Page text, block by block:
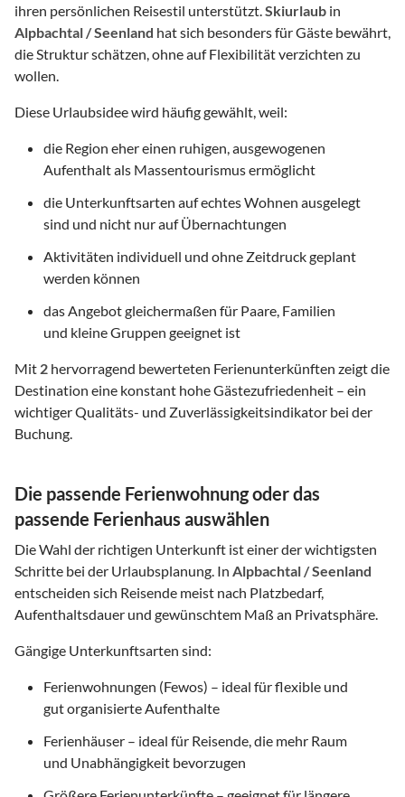
ihren persönlichen Reisestil unterstützt.Skiurlaub in
Alpbachtal / Seenland hat sich besonders für Gäste bewährt,
die Struktur schätzen, ohne auf Flexibilität verzichten zu
wollen.
Diese Urlaubsidee wird häufig gewählt, weil:
die Region eher einen ruhigen, ausgewogenen
Aufenthalt als Massentourismus ermöglicht
die Unterkunftsarten auf echtes Wohnen ausgelegt
sind und nicht nur auf Übernachtungen
Aktivitäten individuell und ohne Zeitdruck geplant
werden können
das Angebot gleichermaßen für Paare, Familien
und kleine Gruppen geeignet ist
Mit 2 hervorragend bewerteten Ferienunterkünften zeigt die
Destination eine konstant hohe Gästezufriedenheit – ein
wichtiger Qualitäts- und Zuverlässigkeitsindikator bei der
Buchung.
Die passende Ferienwohnung oder das
passende Ferienhaus auswählen
Die Wahl der richtigen Unterkunft ist einer der wichtigsten
Schritte bei der Urlaubsplanung. In Alpbachtal / Seenland
entscheiden sich Reisende meist nach Platzbedarf,
Aufenthaltsdauer und gewünschtem Maß an Privatsphäre.
Gängige Unterkunftsarten sind:
Ferienwohnungen (Fewos) – ideal für flexible und
gut organisierte Aufenthalte
Ferienhäuser – ideal für Reisende, die mehr Raum
und Unabhängigkeit bevorzugen